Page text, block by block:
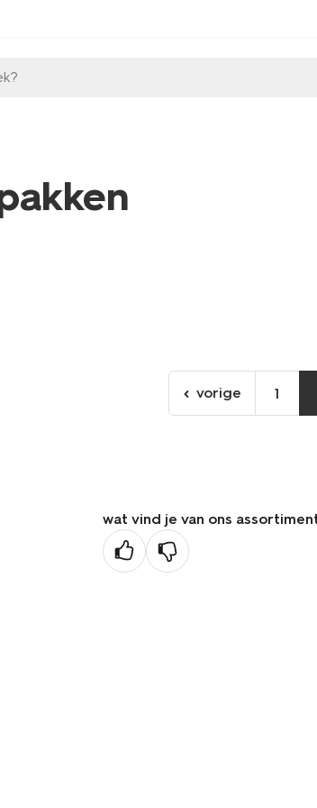
ga
naar
vorige 1
wat vind je van ons